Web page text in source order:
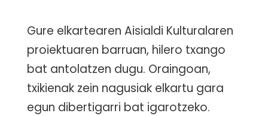
Gure elkartearen Aisialdi Kulturalaren
proiektuaren barruan, hilero txango
bat antolatzen dugu. Oraingoan,
txikienak zein nagusiak elkartu gara
egun dibertigarri bat igarotzeko.